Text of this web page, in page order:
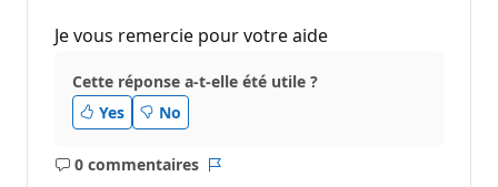
Je vous remercie pour votre aide
Cette réponse a-t-elle été utile ?
Yes
No
0 commentaires
Aucun